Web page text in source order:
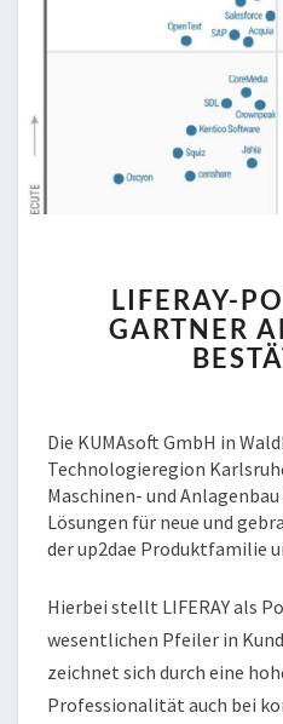
LIFERAY-
GARTNER
Die KUMAsoft GmbH in
Technologieregion
Maschinen- und
Lösungen für neue und
der up2dae Produktfamilie
Hierbei stellt LIFERAY als
wesentlichen Pfeiler in
zeichnet sich durch eine
Professionalität auch bei